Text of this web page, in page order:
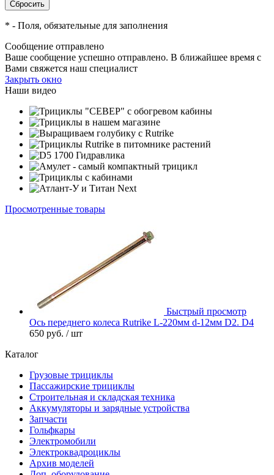
* - Поля, обязательные для заполнения
Сообщение отправлено
Ваше сообщение успешно отправлено. В ближайшее время с
Вами свяжется наш специалист
Закрыть окно
Наши видео
Просмотренные товары
Быстрый просмотр
Ось переднего колеса Rutrike L-220мм d-12мм D2. D4
650 руб. / шт
Каталог
Грузовые трициклы
Пассажирские трициклы
Строительная и складская техника
Аккумуляторы и зарядные устройства
Запчасти
Гольфкары
Электромобили
Электроквадроциклы
Архив моделей